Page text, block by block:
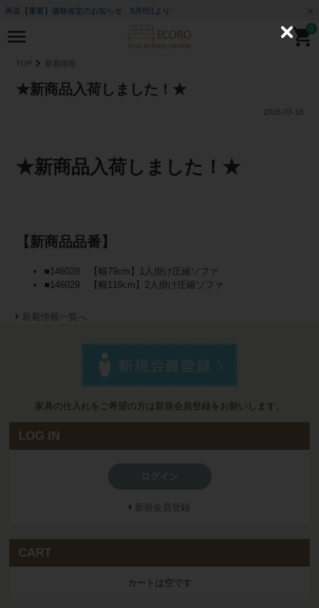
再送【重要】価格改定のお知らせ 5月8日より
0
TOP 新着情報
★新商品入荷しました！★
2026-03-18
★新商品入荷しました！★
【新商品品番】
■146028 【幅79cm】1人掛け圧縮ソファ
■146029 【幅119cm】2人掛け圧縮ソファ
新着情報一覧へ
家具の仕入れをご希望の方は新規会員登録をお願いします。
LOG IN
新規会員登録
CART
カートは空です
C